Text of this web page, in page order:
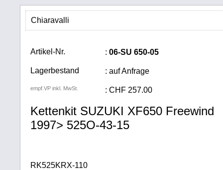
Chiaravalli
Artikel-Nr. : 06-SU 650-05
Lagerbestand : auf Anfrage
empf.VP inkl. MwSt. : CHF 257.00
Kettenkit SUZUKI XF650 Freewind
1997> 525O-43-15
RK525KRX-110